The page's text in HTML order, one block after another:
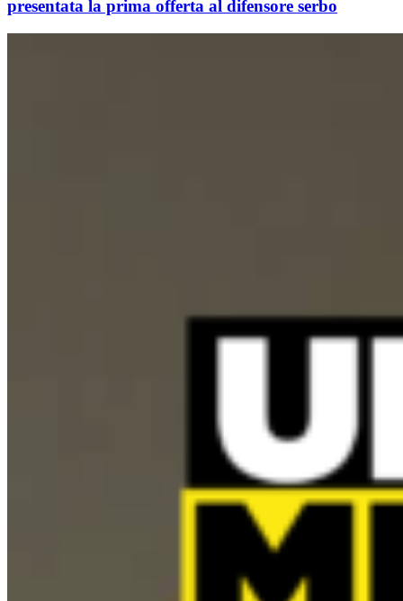
presentata la prima offerta al difensore serbo